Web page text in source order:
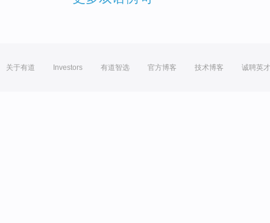
关于有道 Investors 有道智选 官方博客 技术博客 诚聘英才